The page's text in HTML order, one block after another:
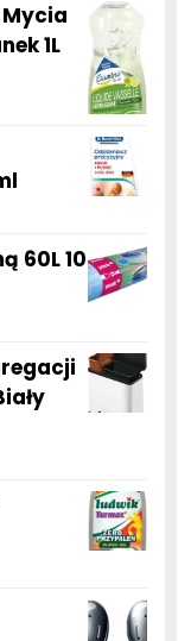
Mycia
1L
60L 10